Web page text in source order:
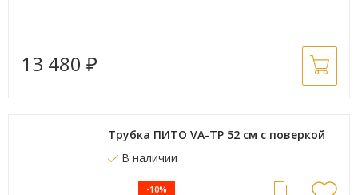
13 480 ₽
Трубка ПИТО VA-TP 52 см с поверкой
В наличии
-10%